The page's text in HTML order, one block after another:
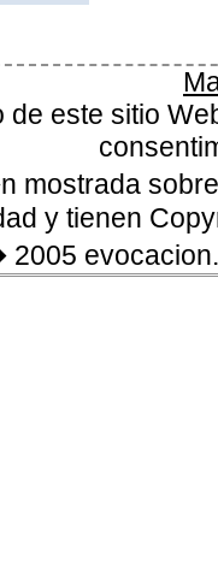
de este sitio
mostrada
y tienen